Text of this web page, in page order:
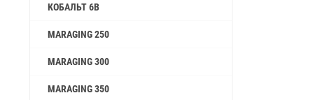
КОБАЛЬТ 6B
MARAGING 250
MARAGING 300
MARAGING 350